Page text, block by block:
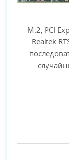
M.2, PCI
Realtek